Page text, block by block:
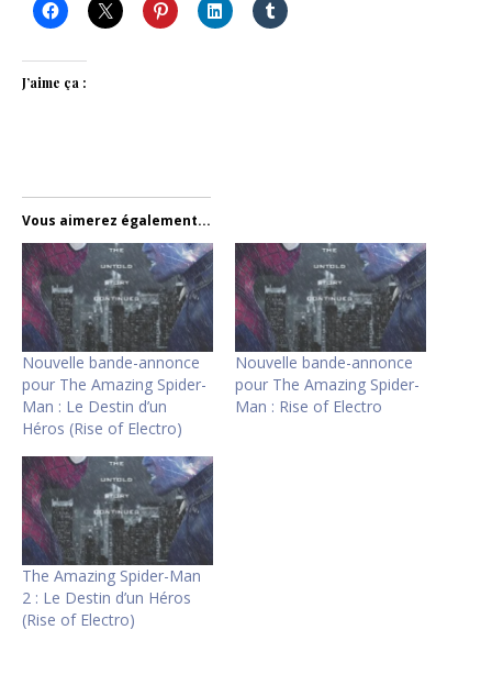
J’aime ça :
Vous aimerez également...
Nouvelle bande-annonce
pour The Amazing Spider-
Man : Le Destin d’un
Héros (Rise of Electro)
Nouvelle bande-annonce
pour The Amazing Spider-
Man : Rise of Electro
The Amazing Spider-Man
2 : Le Destin d’un Héros
(Rise of Electro)